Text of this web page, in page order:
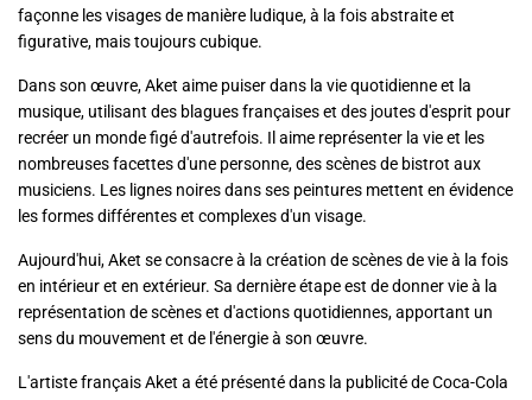
façonne les visages de manière ludique, à la fois abstraite et
figurative, mais toujours cubique.
Dans son œuvre, Aket aime puiser dans la vie quotidienne et la
musique, utilisant des blagues françaises et des joutes d'esprit pour
recréer un monde figé d'autrefois. Il aime représenter la vie et les
nombreuses facettes d'une personne, des scènes de bistrot aux
musiciens. Les lignes noires dans ses peintures mettent en évidence
les formes différentes et complexes d'un visage.
Aujourd'hui, Aket se consacre à la création de scènes de vie à la fois
en intérieur et en extérieur. Sa dernière étape est de donner vie à la
représentation de scènes et d'actions quotidiennes, apportant un
sens du mouvement et de l'énergie à son œuvre.
L'artiste français Aket a été présenté dans la publicité de Coca-Cola